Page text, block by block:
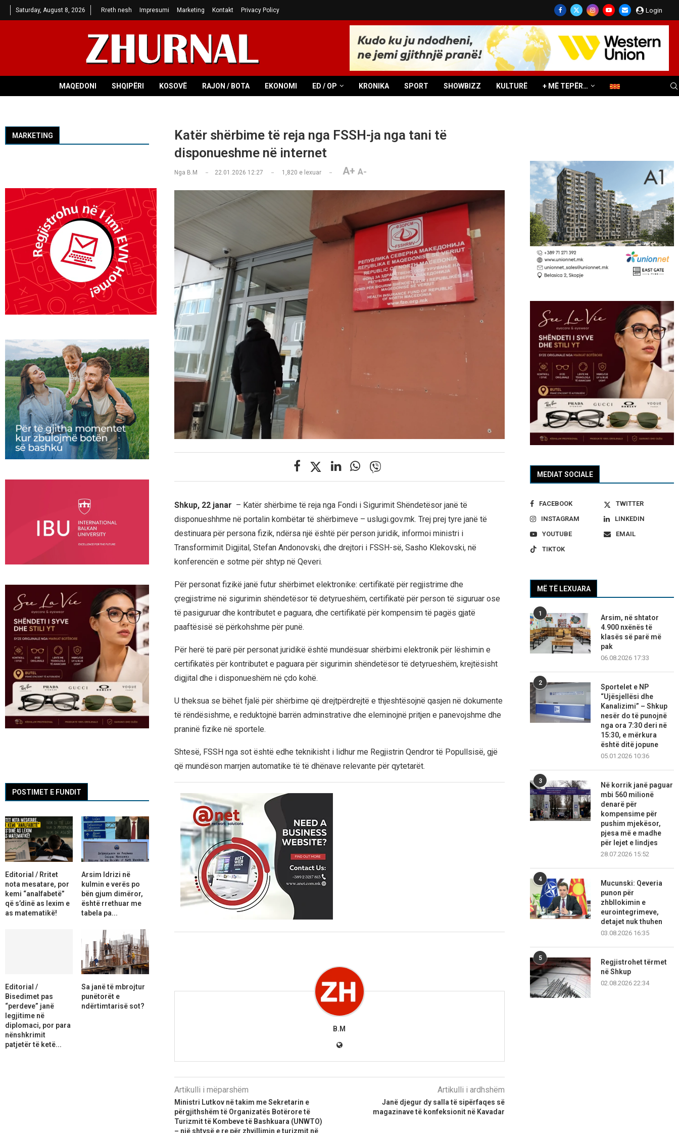
Saturday, August 8, 2026 Rreth nesh Impresumi Marketing Kontakt Privacy Policy Login
MAQEDONI SHQIPËRI KOSOVË RAJON / BOTA EKONOMI ED / OP KRONIKA SPORT SHOWBIZZ KULTURË + MË TEPËR…
Katër shërbime të reja nga FSSH-ja nga tani të
disponueshme në internet
Nga B.M 22.01.2026 12:27 1,820 e lexuar A+ A-
Shkup, 22 janar – Katër shërbime të reja nga Fondi i Sigurimit Shëndetësor janë të
disponueshhme në portalin kombëtar të shërbimeve – uslugi.gov.mk. Trej prej tyre janë të
destinuara për persona fizik, ndërsa një është për person juridik, informoi ministri i
Transformimit Digjital, Stefan Andonovski, dhe drejtori i FSSH-së, Sasho Klekovski, në
konferencën e sotme për shtyp në Qeveri.
Për personat fizikë janë futur shërbimet elektronike: certifikatë për regjistrime dhe
çregjistrime në sigurimin shëndetësor të detyrueshëm, certifikatë për person të siguruar ose
të pasiguruar dhe kontributet e paguara, dhe certifikatë për kompensim të pagës gjatë
paaftësisë së përkohshme për punë.
Për herë të parë për personat juridikë është mundësuar shërbimi elektronik për lëshimin e
certifikatës për kontributet e paguara për sigurimin shëndetësor të detyrueshëm, krejtësisht
digjital dhe i disponueshëm në çdo kohë.
U theksua se bëhet fjalë për shërbime që drejtpërdrejtë e thjeshtësojnë qasjen në dokumente
të rëndësishme, e reduktojnë barrën adminstrative dhe eleminojnë pritjen e panevojshme dhe
praninë fizike në sportele.
Shtesë, FSSH nga sot është edhe teknikisht i lidhur me Regjistrin Qendror të Popullsisë, gjë
që mundëson marrjen automatike të të dhënave relevante për qytetarët.
B.M
Artikulli i mëparshëm
Ministri Lutkov në takim me Sekretarin e
përgjithshëm të Organizatës Botërore të
Turizmit të Kombeve të Bashkuara (UNWTO)
– një shtysë e re për zhvillimin e turizmit në
Artikulli i ardhshëm
Janë djegur dy salla të sipërfaqes së
magazinave të konfeksionit në Kavadar
MEDIAT SOCIALE
FACEBOOK
TWITTER
INSTAGRAM
LINKEDIN
YOUTUBE
EMAIL
TIKTOK
MË TË LEXUARA
1
Arsim, në shtator
4.900 nxënës të
klasës së parë më
pak
06.08.2026 17:33
2
Sportelet e NP
“Ujësjellësi dhe
Kanalizimi” – Shkup
nesër do të punojnë
nga ora 7:30 deri në
15:30, e mërkura
është ditë jopune
05.01.2026 10:36
3
Në korrik janë paguar
mbi 560 milionë
denarë për
kompensime për
pushim mjekësor,
pjesa më e madhe
për lejet e lindjes
28.07.2026 15:52
4
Mucunski: Qeveria
punon për
zhbllokimin e
eurointegrimeve,
detajet nuk thuhen
03.08.2026 16:35
5
Regjistrohet tërmet
në Shkup
02.08.2026 22:34
MARKETING
POSTIMET E FUNDIT
Editorial / Rritet
nota mesatare, por
kemi “analfabetë”
që s’dinë as lexim e
as matematikë!
Arsim Idrizi në
kulmin e verës po
bën gjum dimëror,
është rrethuar me
tabela pa...
Editorial /
Bisedimet pas
“perdeve” janë
legjitime në
diplomaci, por para
nënshkrimit
patjetër të ketë...
Sa janë të mbrojtur
punëtorët e
ndërtimtarisë sot?